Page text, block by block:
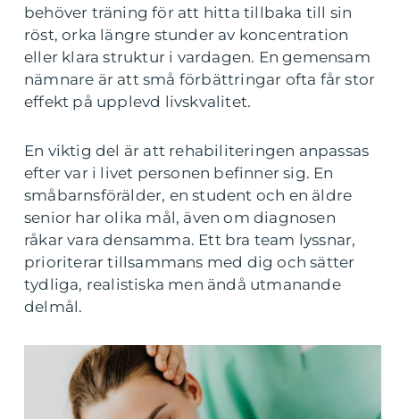
behöver träning för att hitta tillbaka till sin
röst, orka längre stunder av koncentration
eller klara struktur i vardagen. En gemensam
nämnare är att små förbättringar ofta får stor
effekt på upplevd livskvalitet.
En viktig del är att rehabiliteringen anpassas
efter var i livet personen befinner sig. En
småbarnsförälder, en student och en äldre
senior har olika mål, även om diagnosen
råkar vara densamma. Ett bra team lyssnar,
prioriterar tillsammans med dig och sätter
tydliga, realistiska men ändå utmanande
delmål.